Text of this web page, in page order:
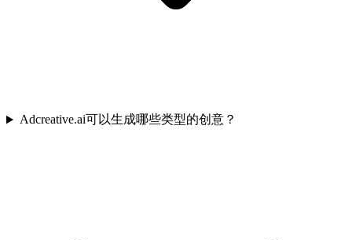
Adcreative.ai可以生成哪些类型的创意？